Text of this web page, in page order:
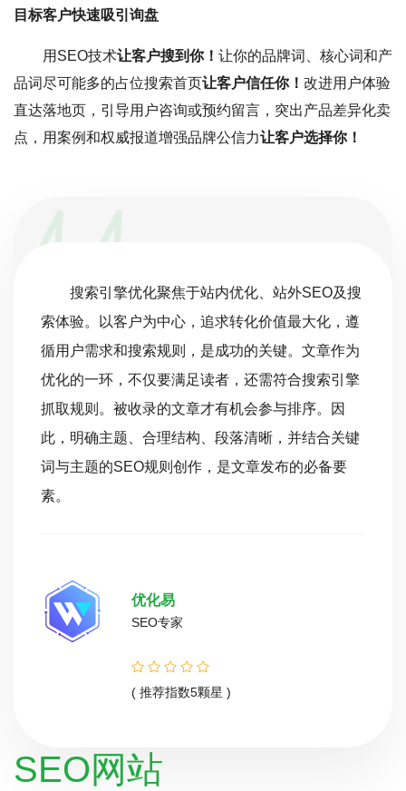
目标客户快速吸引询盘
用SEO技术让客户搜到你！ 让你的品牌词、核心词和产
品词尽可能多的占位搜索首页让客户信任你！ 改进用户体验
直达落地页，引导用户咨询或预约留言，突出产品差异化卖
点，用案例和权威报道增强品牌公信力让客户选择你！
搜索引擎优化聚焦于站内优化、站外SEO及搜
索体验。以客户为中心，追求转化价值最大化，遵
循用户需求和搜索规则，是成功的关键。文章作为
优化的一环，不仅要满足读者，还需符合搜索引擎
抓取规则。被收录的文章才有机会参与排序。因
此，明确主题、合理结构、段落清晰，并结合关键
词与主题的SEO规则创作，是文章发布的必备要
素。
优化易
SEO专家
( 推荐指数5颗星 )
SEO网站